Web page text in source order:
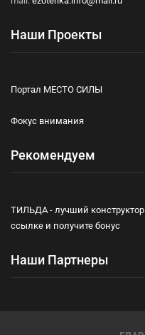
Наши Проекты
Портал МЕСТО СИЛЫ
Фокус внимания
Рекомендуем
ТИЛЬДА - лучший конструктор
ссылке и получите бонус
Наши Партнеры